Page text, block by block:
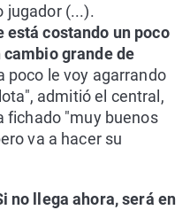
jugador (...).
está costando un poco
grande de
poco le voy agarrando
admitió el central,
fichado "muy buenos
va a hacer su
no llega ahora, será en